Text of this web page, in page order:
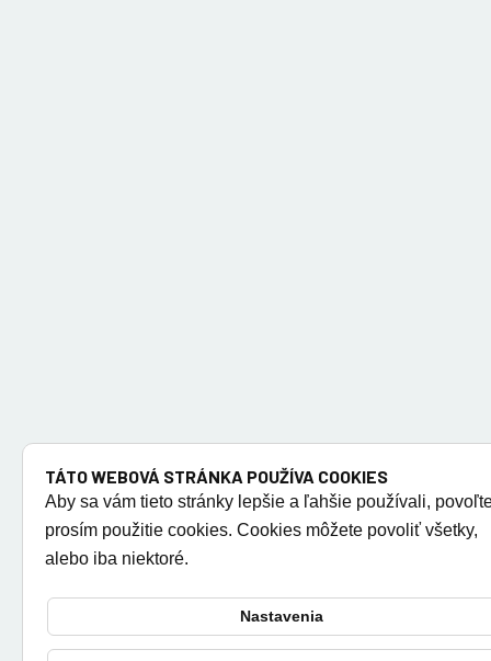
TÁTO WEBOVÁ STRÁNKA POUŽÍVA COOKIES
Aby sa vám tieto stránky lepšie a ľahšie používali,
prosím použitie cookies. Cookies môžete povoliť všetky,
alebo iba niektoré.
Nastavenia